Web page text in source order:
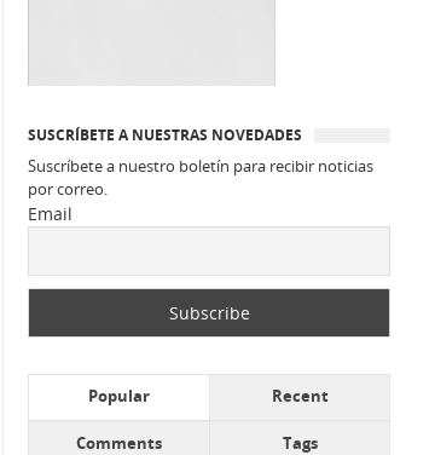
SUSCRÍBETE A NUESTRAS NOVEDADES
Suscríbete a nuestro boletín para recibir noticias
por correo.
Email
Popular Recent
Comments Tags